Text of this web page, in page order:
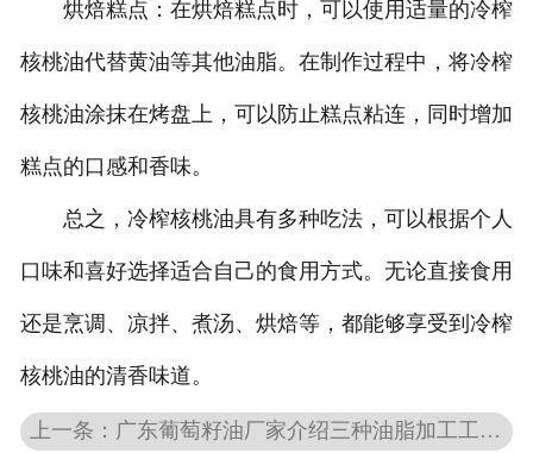
烘焙糕点：在烘焙糕点时，可以使用适量的冷榨
核桃油代替黄油等其他油脂。在制作过程中，将冷榨
核桃油涂抹在烤盘上，可以防止糕点粘连，同时增加
糕点的口感和香味。
总之，冷榨核桃油具有多种吃法，可以根据个人
口味和喜好选择适合自己的食用方式。无论直接食用
还是烹调、凉拌、煮汤、烘焙等，都能够享受到冷榨
核桃油的清香味道。
上一条：广东葡萄籽油厂家介绍三种油脂加工工艺知识